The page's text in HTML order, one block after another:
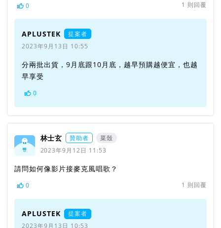
0 1則回覆
APLUSTEK
提案者
2023年9月13日 10:55
分兩批出貨，9月底跟10月底，越早預購越便宜，也越
早享受
0
林士玄 贊助者
菜殼
2023年9月12日 11:53
請問如何像影片接麥克風唱歌？
0 1 則回覆
APLUSTEK
提案者
2023年9月13日 10:53